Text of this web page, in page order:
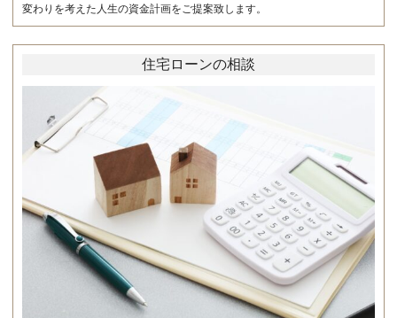
変わりを考えた人生の資金計画をご提案致します。
住宅ローンの相談